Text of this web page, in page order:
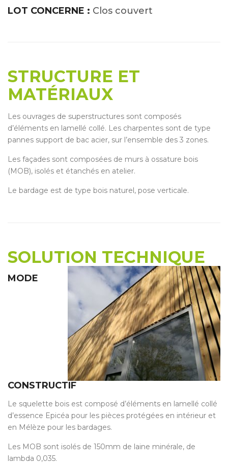
LOT CONCERNE : Clos couvert
STRUCTURE ET
MATÉRIAUX
Les ouvrages de superstructures sont composés
d’éléments en lamellé collé. Les charpentes sont de type
pannes support de bac acier, sur l’ensemble des 3 zones.
Les façades sont composées de murs à ossature bois
(MOB), isolés et étanchés en atelier.
Le bardage est de type bois naturel, pose verticale.
SOLUTION TECHNIQUE
MODE
CONSTRUCTIF
Le squelette bois est composé d’éléments en lamellé collé
d’essence Epicéa pour les pièces protégées en intérieur et
en Mélèze pour les bardages.
Les MOB sont isolés de 150mm de laine minérale, de
lambda 0,035.